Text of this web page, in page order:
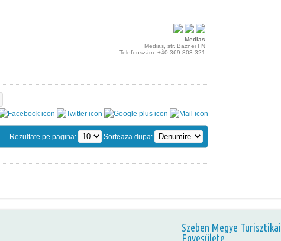
Medias
Mediaș, str. Baznei FN
Telefonszám: +40 369 803 321
Rezultate pe pagina: Sorteaza dupa:
Szeben Megye Turisztikai
Egyesülete